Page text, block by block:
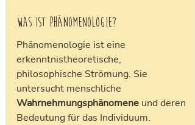
Was ist Phänomenologie?
Phänomenologie ist eine
erkenntnistheoretische,
philosophische Strömung. Sie
untersucht menschliche
Wahrnehmungsphänomene und deren
Bedeutung für das Individuum.